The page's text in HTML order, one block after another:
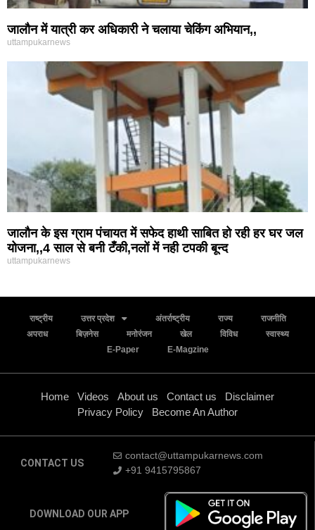
जालौन में यात्री कर अधिकारी ने चलाया चेकिंग अभियान,,
uttampukarnews
जालौन के इस ग्राम पंचायत में सफेद हाथी साबित हो रही हर घर जल
योजना,,4 साल से बनी टँकी,नलों में नही टपकी बून्द
uttampukarnews
राष्ट्रीय उत्तर प्रदेश अंतर्राष्ट्रीय राज्य
राजनीति
अपराध
बिज़नेस मनोरंजन खेल विविध
स्वास्थ्य
E-Paper
E-Magzine
Home Videos About us Contact us
Disclaimer
Privacy Policy
Become An Author
CONTACT US
contact@uttampukarnews.com
+91 9415795867
DOWNLOAD OUR APP